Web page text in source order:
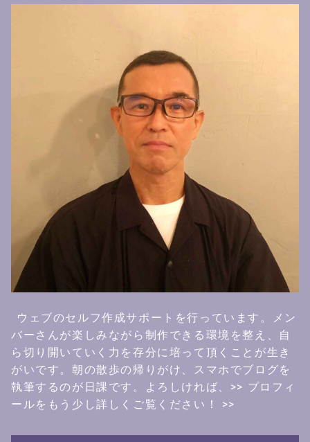
ウェブのセルフ作成サポートを行っています。メン
バーさんが楽しみながら制作できる環境を整え、自
ら切り開いていく力を存分に培って頂くことが生き
がいです。朝の散歩の帰りがけ、スマホでブログを
執筆するのが日課です。よろしければ、 >> プロフィ
ールをもう少し詳しくご覧ください！ >>